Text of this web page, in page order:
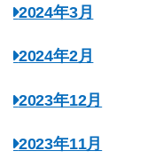
2024年3月
2024年2月
2023年12月
2023年11月